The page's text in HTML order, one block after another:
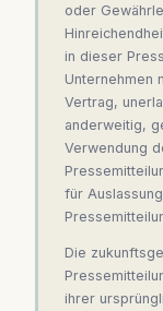
oder
in dieser
Unternehmen
Vertrag,
anderweitig,
Verwendung
für
Die
ihrer